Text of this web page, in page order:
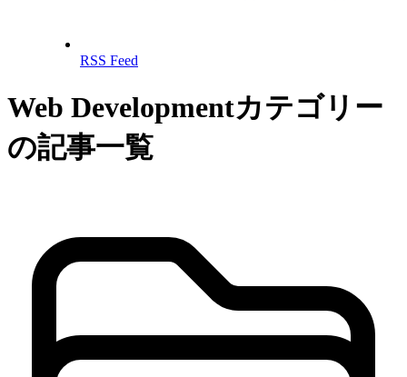
RSS Feed
Web Developmentカテゴリー
の記事一覧